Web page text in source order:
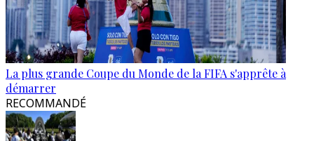
La plus grande Coupe du Monde de la FIFA s'apprête à
démarrer
RECOMMANDÉ